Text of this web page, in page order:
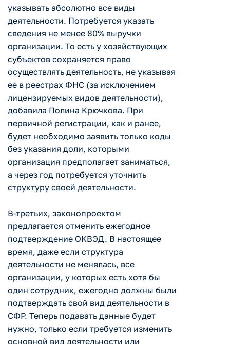
указывать абсолютно все виды
деятельности. Потребуется указать
сведения не менее 80% выручки
организации. То есть у хозяйствующих
субъектов сохраняется право
осуществлять деятельность, не указывая
ее в реестрах ФНС (за исключением
лицензируемых видов деятельности),
добавила Полина Крючкова. При
первичной регистрации, как и ранее,
будет необходимо заявить только коды
без указания доли, которыми
организация предполагает заниматься,
а через год потребуется уточнить
структуру своей деятельности.
В-третьих, законопроектом
предлагается отменить ежегодное
подтверждение ОКВЭД. В настоящее
время, даже если структура
деятельности не менялась, все
организации, у которых есть хотя бы
один сотрудник, ежегодно должны были
подтверждать свой вид деятельности в
СФР. Теперь подавать данные будет
нужно, только если требуется изменить
основной вид деятельности или